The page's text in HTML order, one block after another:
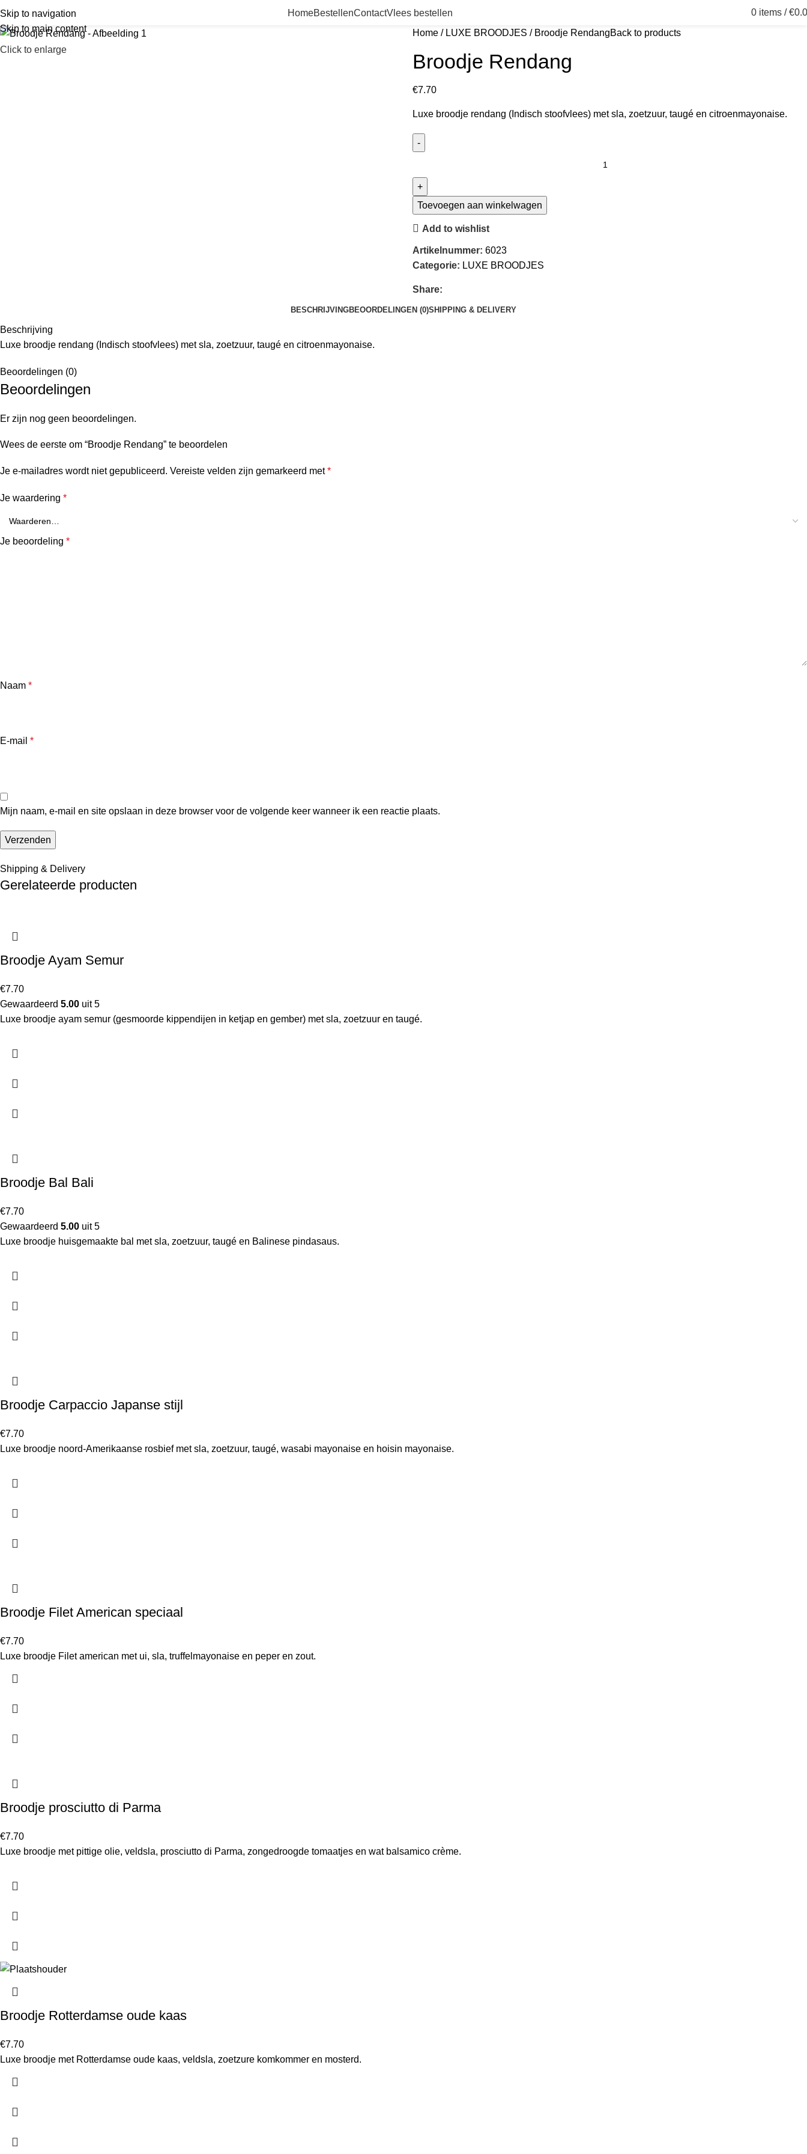
Skip to navigation
Skip to main content
HomeBestellenContactVlees bestellen 0 items / €
Click to enlarge
Home LUXE BROODJES Broodje RendangBack to products
Broodje Rendang
€7.70
Luxe broodje rendang (Indisch stoofvlees) met sla, zoetzuur, taugé en citroenmayonaise.
Toevoegen aan winkelwagen
Add to wishlist
Artikelnummer: 6023
Categorie: LUXE BROODJES
Share:
BESCHRIJVINGBEOORDELINGEN (0)SHIPPING & DELIVERY
Beschrijving
Luxe broodje rendang (Indisch stoofvlees) met sla, zoetzuur, taugé en citroenmayonaise.
Beoordelingen (0)
Beoordelingen
Er zijn nog geen beoordelingen.
Wees de eerste om “Broodje Rendang” te beoordelen
Je e-mailadres wordt niet gepubliceerd. Vereiste velden zijn gemarkeerd met*
Je waardering *
Je beoordeling *
Naam *
E-mail *
Mijn naam, e-mail en site opslaan in deze browser voor de volgende keer wanneer ik een reactie plaats.
Shipping & Delivery
Gerelateerde producten
Broodje Ayam Semur
€7.70
Gewaardeerd 5.00 uit 5
Luxe broodje ayam semur (gesmoorde kippendijen in ketjap en gember) met sla, zoetzuur en taugé.
Broodje Bal Bali
€7.70
Gewaardeerd 5.00 uit 5
Luxe broodje huisgemaakte bal met sla, zoetzuur, taugé en Balinese pindasaus.
Broodje Carpaccio Japanse stijl
€7.70
Luxe broodje noord-Amerikaanse rosbief met sla, zoetzuur, taugé, wasabi mayonaise en hoisin mayonaise.
Broodje Filet American speciaal
€7.70
Luxe broodje Filet american met ui, sla, truffelmayonaise en peper en zout.
Broodje prosciutto di Parma
€7.70
Luxe broodje met pittige olie, veldsla, prosciutto di Parma, zongedroogde tomaatjes en wat balsamico crème.
Broodje Rotterdamse oude kaas
€7.70
Luxe broodje met Rotterdamse oude kaas, veldsla, zoetzure komkommer en mosterd.